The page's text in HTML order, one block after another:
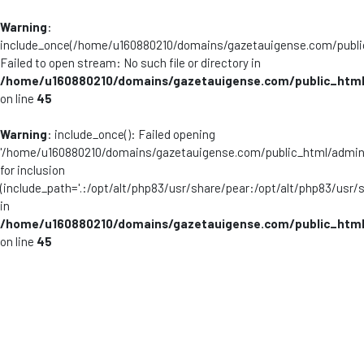
Warning:
include_once(/home/u160880210/domains/gazetauigense.com/
Failed to open stream: No such file or directory in
/home/u160880210/domains/gazetauigense.com/
on line 45
Warning: include_once(): Failed opening
'/home/u160880210/domains/gazetauigense.com/public_html/
for inclusion
(include_path='.:/opt/alt/php83/usr/share/pear:/opt/alt/php83/
in
/home/u160880210/domains/gazetauigense.com/
on line 45